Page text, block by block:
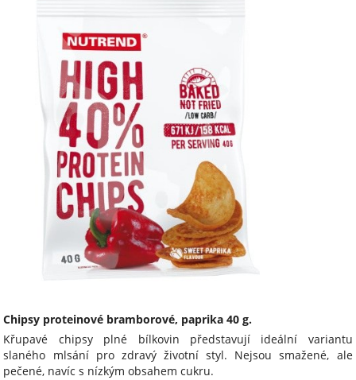
Chipsy proteinové bramborové, paprika 40 g.
Křupavé chipsy plné bílkovin představují ideální variantu
slaného mlsání pro zdravý životní styl. Nejsou smažené, ale
pečené, navíc s nízkým obsahem cukru.